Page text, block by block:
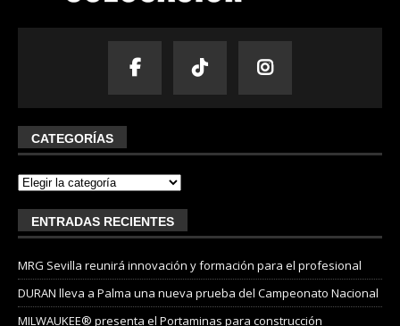
CATEGORÍAS
ENTRADAS RECIENTES
MRG Sevilla reunirá innovación y formación para el profesional
DURAN lleva a Palma una nueva prueba del Campeonato Nacional
MILWAUKEE® presenta el Portaminas para construcción